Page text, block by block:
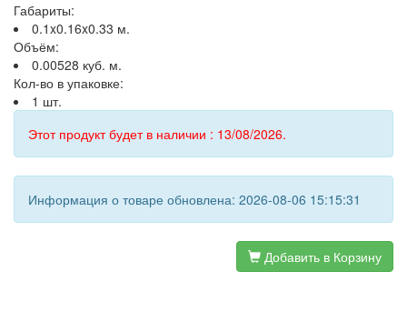
Габариты:
0.1x0.16x0.33 м.
Объём:
0.00528 куб. м.
Кол-во в упаковке:
1 шт.
Этот продукт будет в наличии : 13/08/2026.
Информация о товаре обновлена: 2026-08-06 15:15:31
Добавить в Корзину